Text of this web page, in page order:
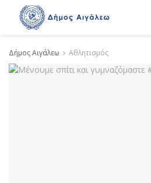
Δήμος Αιγάλεω Αθλητισμός